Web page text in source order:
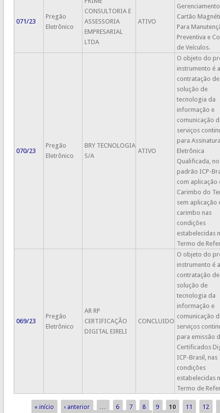
071/23
Pregão
Eletrônico
CONSULTORIA E
ASSESSORIA
EMPRESARIAL
LTDA
ATIVO
Cartão
Para
Preventiva e
de Veículos.
070/23
Pregão
Eletrônico
BRY TECNOLOGIA
S/A
ATIVO
O objeto do
instrumento é a
contratação de
solução de
tecnologia da
informação e
comunicação
serviços
para
Eletrônica
Qualificada, no
padrão ICP-
com aplicação
Carimbo do
sem aplicação
carimbo nas
condições
estabelecidas
Termo de
069/23
Pregão
Eletrônico
AR RP
CERTIFICAÇÃO
DIGITAL EIRELI
CONCLUIDO
O objeto do
instrumento é a
contratação de
solução de
tecnologia da
informação e
comunicação
serviços
para emissão
Certificados
ICP-Brasil, nas
condições
estabelecidas
Termo de
« início ‹ anterior … 6 7 8 9 10 11 12